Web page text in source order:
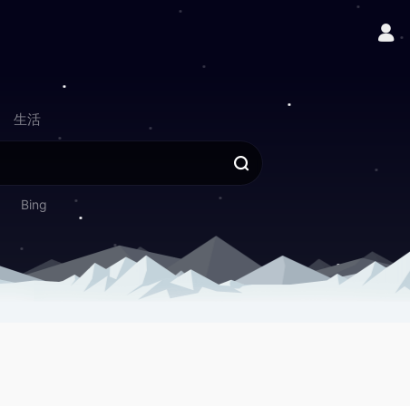
生活
Bing